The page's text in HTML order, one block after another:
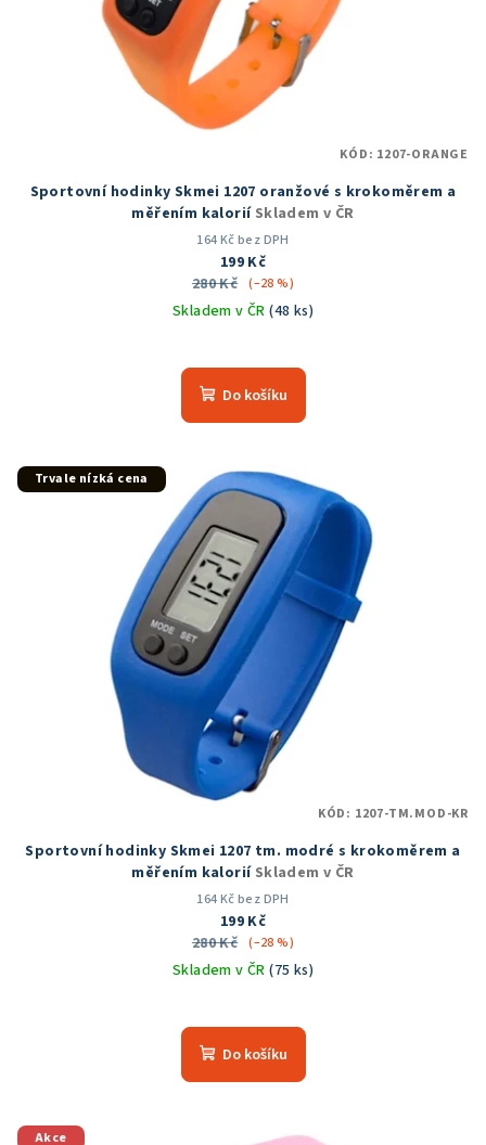
Sportovní hodinky Skmei 1207 oranžové s krokoměrem a
měřením kalorií Skladem v ČR
164 Kč bez DPH
199 Kč
280 Kč (–28 %)
Skladem v ČR(48 ks)
hodnocení
produktu
5
hvězdiček.
Do košíku
KÓD: 1207-ORANGE
Trvale nízká cena
Sportovní hodinky Skmei 1207 tm. modré s krokoměrem a
měřením kalorií Skladem v ČR
164 Kč bez DPH
199 Kč
280 Kč (–28 %)
Skladem v ČR(75 ks)
hodnocení
produktu
Do košíku
KÓD: 1207-TM.MOD-KR
Akce